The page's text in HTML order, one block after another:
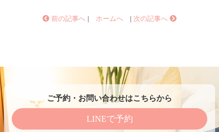
前の記事へ ホームへ 次の記事へ
ご予約・お問い合わせはこちらから
LINEで予約